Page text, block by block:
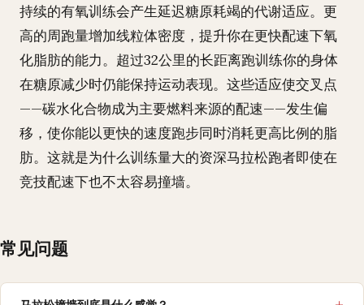
持续的有氧训练会产生延迟糖原耗竭的代谢适应。更
高的周跑量增加线粒体密度，提升你在更快配速下氧
化脂肪的能力。超过32公里的长距离跑训练你的身体
在糖原减少时仍能保持运动表现。这些适应使交叉点
——碳水化合物成为主要燃料来源的配速——发生偏
移，使你能以更快的速度跑步同时消耗更高比例的脂
肪。这就是为什么训练量大的资深马拉松跑者即使在
竞技配速下也不太容易撞墙。
常见问题